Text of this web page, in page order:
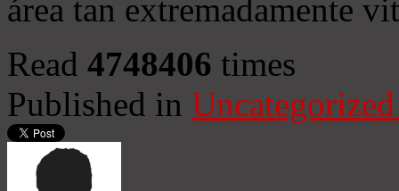
área tan extremadamente
Read 4748406 times
Published in